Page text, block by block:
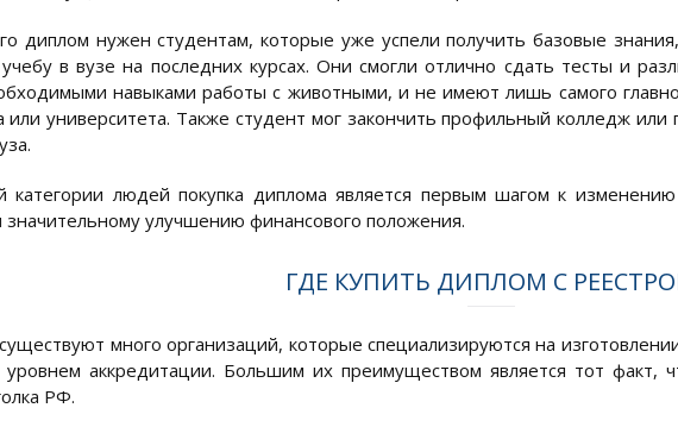
диплом нужен студентам, которые уже успели получить базовые
учебу в вузе на последних курсах. Они смогли отлично сдать тесты и
навыками работы с животными, и не имеют лишь самого
или университета. Также студент мог закончить профильный колледж
категории людей покупка диплома является первым шагом к
значительному улучшению финансового положения.
ГДЕ КУПИТЬ ДИПЛОМ С
много организаций, которые специализируются на
аккредитации. Большим их преимуществом является тот факт,
РФ.